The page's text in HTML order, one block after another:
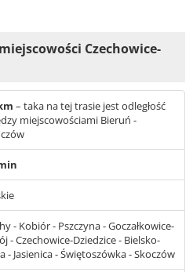
Czechowice-
– taka na tej trasie jest odległość
miejscowościami Bieruń -
- Kobiór - Pszczyna - Goczałkowice-
- Czechowice-Dziedzice - Bielsko-
- Jasienica - Świętoszówka - Skoczów